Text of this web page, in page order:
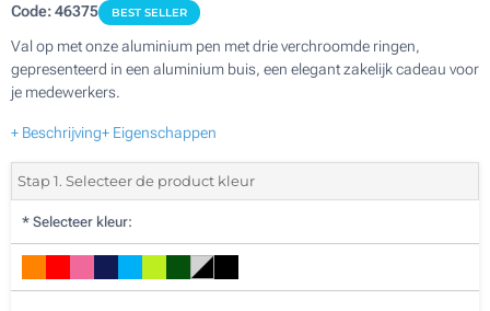
Code:46375 BEST SELLER
Val op met onze aluminium pen met drie verchroomde ringen,
gepresenteerd in een aluminium buis, een elegant zakelijk cadeau voor
je medewerkers.
+ Beschrijving+ Eigenschappen
Stap 1. Selecteer de product kleur
* Selecteer kleur: